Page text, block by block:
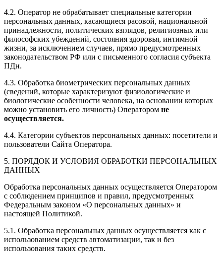
4.2. Оператор не обрабатывает специальные категории
персональных данных, касающиеся расовой, национальной
принадлежности, политических взглядов, религиозных или
философских убеждений, состояния здоровья, интимной
жизни, за исключением случаев, прямо предусмотренных
законодательством РФ или с письменного согласия субъекта
ПДн.
4.3. Обработка биометрических персональных данных
(сведений, которые характеризуют физиологические и
биологические особенности человека, на основании которых
можно установить его личность) Оператором не
осуществляется.
4.4. Категории субъектов персональных данных: посетители и
пользователи Сайта Оператора.
5. ПОРЯДОК И УСЛОВИЯ ОБРАБОТКИ ПЕРСОНАЛЬНЫХ
ДАННЫХ
Обработка персональных данных осуществляется Оператором
с соблюдением принципов и правил, предусмотренных
Федеральным законом «О персональных данных» и
настоящей Политикой.
5.1. Обработка персональных данных осуществляется как с
использованием средств автоматизации, так и без
использования таких средств.